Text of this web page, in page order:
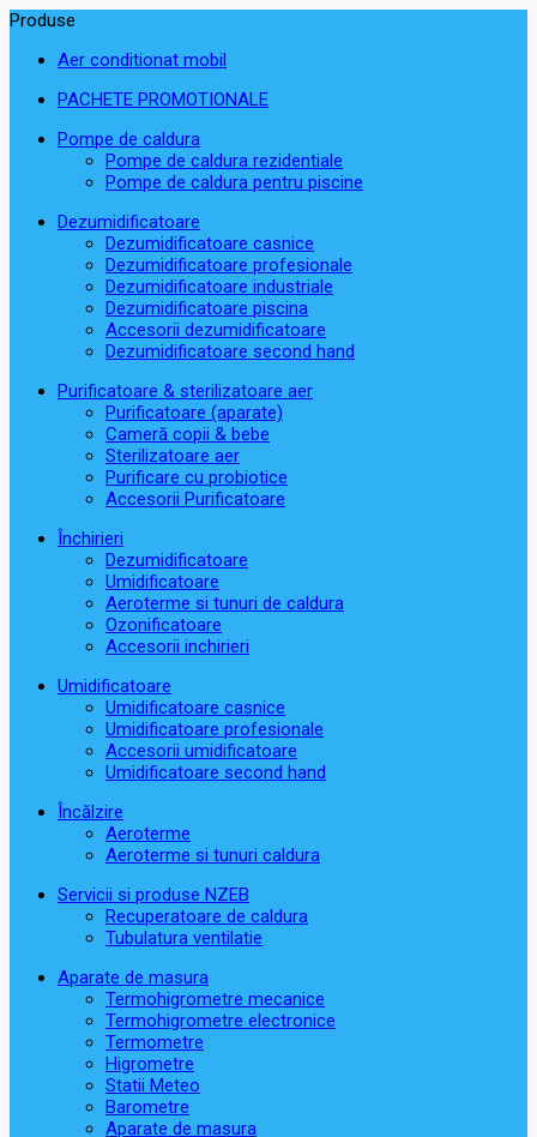
Produse
Aer conditionat mobil
PACHETE PROMOTIONALE
Pompe de caldura
Pompe de caldura rezidentiale
Pompe de caldura pentru piscine
Dezumidificatoare
Dezumidificatoare casnice
Dezumidificatoare profesionale
Dezumidificatoare industriale
Dezumidificatoare piscina
Accesorii dezumidificatoare
Dezumidificatoare second hand
Purificatoare & sterilizatoare aer
Purificatoare (aparate)
Cameră copii & bebe
Sterilizatoare aer
Purificare cu probiotice
Accesorii Purificatoare
Închirieri
Dezumidificatoare
Umidificatoare
Aeroterme si tunuri de caldura
Ozonificatoare
Accesorii inchirieri
Umidificatoare
Umidificatoare casnice
Umidificatoare profesionale
Accesorii umidificatoare
Umidificatoare second hand
Încălzire
Aeroterme
Aeroterme si tunuri caldura
Servicii si produse NZEB
Recuperatoare de caldura
Tubulatura ventilatie
Aparate de masura
Termohigrometre mecanice
Termohigrometre electronice
Termometre
Higrometre
Statii Meteo
Barometre
Aparate de masura